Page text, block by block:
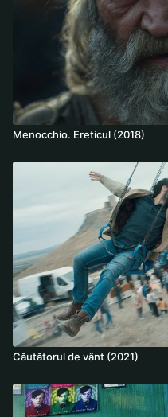
encounters gradually reveal
Wim Wenders
Kōji Yakusho, Tokio
Menocchio. Ereticul (2018)
Căutătorul de vânt (2021)